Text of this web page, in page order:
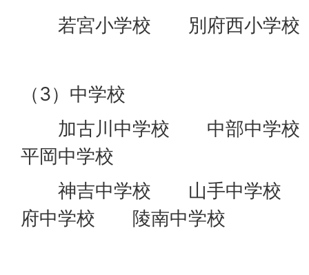
若宮小学校 別府西小学校
（3）中学校
加古川中学校 中部中学
平岡中学校
神吉中学校 山手中学校
府中学校 陵南中学校